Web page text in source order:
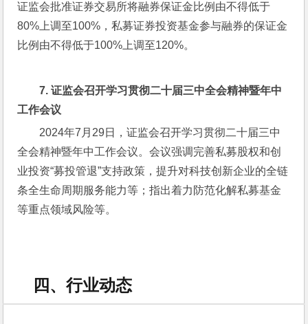
证监会批准证券交易所将融券保证金比例由不得低于
80%上调至100%，私募证券投资基金参与融券的保证金
比例由不得低于100%上调至120%。
7. 证监会召开学习贯彻二十届三中全会精神暨年中
工作会议
2024年7月29日，证监会召开学习贯彻二十届三中
全会精神暨年中工作会议。会议强调完善私募股权和创
业投资“募投管退”支持政策，提升对科技创新企业的全链
条全生命周期服务能力等；指出着力防范化解私募基金
等重点领域风险等。
四、行业动态